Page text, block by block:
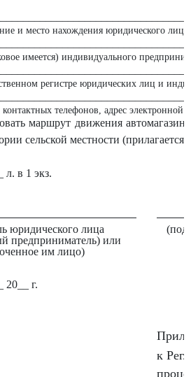
и место нахождения юридического
имеется) индивидуального
регистре юридических лиц и
контактных телефонов, адрес
маршрут движения
сельской местности (прилагается).
в 1 экз.
юридического лица
предприниматель) или
им лицо)
20__ г.
к